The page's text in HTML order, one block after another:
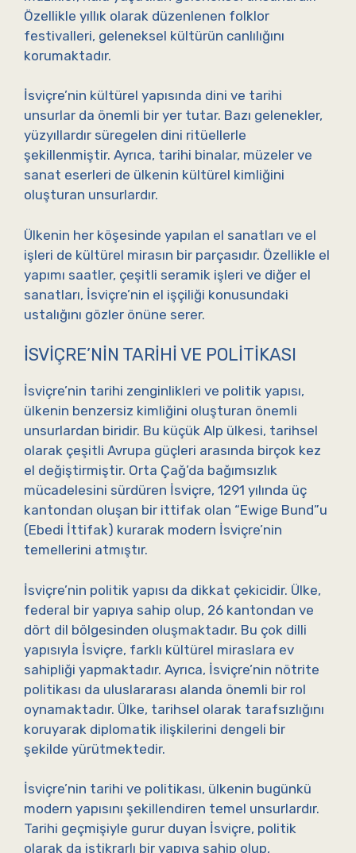
Özellikle yıllık olarak düzenlenen folklor
festivalleri, geleneksel kültürün canlılığını
korumaktadır.
İsviçre’nin kültürel yapısında dini ve tarihi
unsurlar da önemli bir yer tutar. Bazı gelenekler,
yüzyıllardır süregelen dini ritüellerle
şekillenmiştir. Ayrıca, tarihi binalar, müzeler ve
sanat eserleri de ülkenin kültürel kimliğini
oluşturan unsurlardır.
Ülkenin her köşesinde yapılan el sanatları ve el
işleri de kültürel mirasın bir parçasıdır. Özellikle el
yapımı saatler, çeşitli seramik işleri ve diğer el
sanatları, İsviçre’nin el işçiliği konusundaki
ustalığını gözler önüne serer.
İSVIÇRE’NIN TARIHI VE POLITIKASI
İsviçre’nin tarihi zenginlikleri ve politik yapısı,
ülkenin benzersiz kimliğini oluşturan önemli
unsurlardan biridir. Bu küçük Alp ülkesi, tarihsel
olarak çeşitli Avrupa güçleri arasında birçok kez
el değiştirmiştir. Orta Çağ’da bağımsızlık
mücadelesini sürdüren İsviçre, 1291 yılında üç
kantondan oluşan bir ittifak olan “Ewige Bund”u
(Ebedi İttifak) kurarak modern İsviçre’nin
temellerini atmıştır.
İsviçre’nin politik yapısı da dikkat çekicidir. Ülke,
federal bir yapıya sahip olup, 26 kantondan ve
dört dil bölgesinden oluşmaktadır. Bu çok dilli
yapısıyla İsviçre, farklı kültürel miraslara ev
sahipliği yapmaktadır. Ayrıca, İsviçre’nin nötrite
politikası da uluslararası alanda önemli bir rol
oynamaktadır. Ülke, tarihsel olarak tarafsızlığını
koruyarak diplomatik ilişkilerini dengeli bir
şekilde yürütmektedir.
İsviçre’nin tarihi ve politikası, ülkenin bugünkü
modern yapısını şekillendiren temel unsurlardır.
Tarihi geçmişiyle gurur duyan İsviçre, politik
olarak da istikrarlı bir yapıya sahip olup,